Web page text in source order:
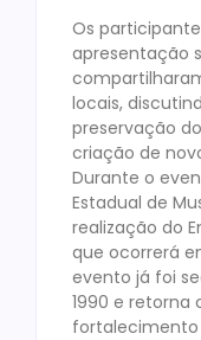
Os
apresentação
locais,
preservação
criação de
Durante o
Estadual de
realização do
que ocorrerá
evento já foi
1990 e
fortalecimento